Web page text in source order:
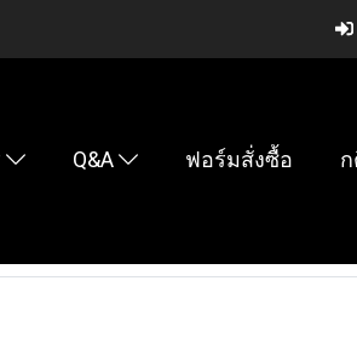
Q&A ฟอร์มสั่งซื้อ